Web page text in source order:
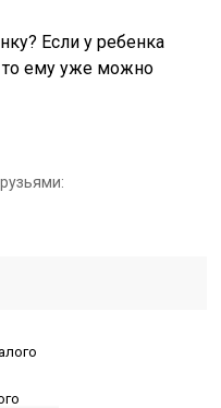
Если у ребенка
ему уже можно